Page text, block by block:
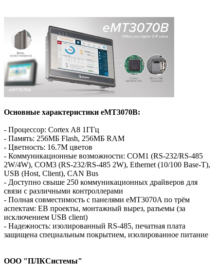
Основные характеристики eMT3070B:
- Процессор: Cortex A8 1ГГц
- Память: 256МБ Flash, 256МБ RAM
- Цветность: 16.7M цветов
- Коммуникационные возможности: COM1 (RS-232/RS-485
2W/4W), COM3 (RS-232/RS-485 2W), Ethernet (10/100 Base-T),
USB (Host, Client), CAN Bus
- Доступно свыше 250 коммуникационных драйверов для
связи с различными контроллерами
- Полная совместимость с панелями eMT3070A по трём
аспектам: EB проекты, монтажный вырез, разъемы (за
исключением USB client)
- Надежность: изолированный RS-485, печатная плата
защищена специальным покрытием, изолированное питание
ООО "ПЛКСистемы"